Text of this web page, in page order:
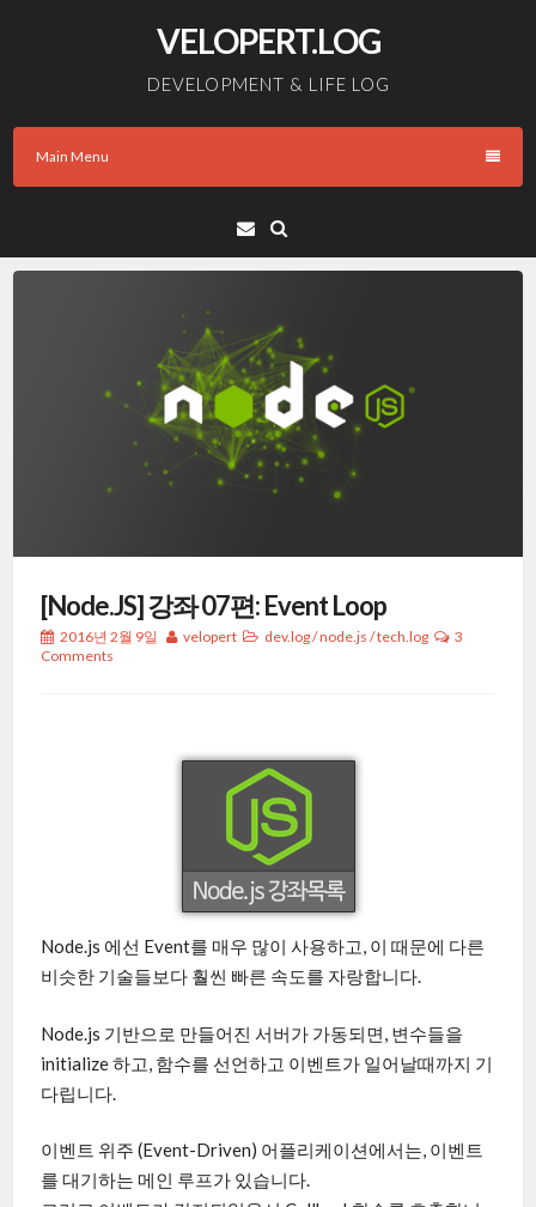
VELOPERT.LOG
DEVELOPMENT & LIFE LOG
Main Menu
Email
[Node.JS] 강좌 07편: Event Loop
2016년 2월 9일 velopert dev.log/node.js /tech.log
3
Comments
Node.js 에선 Event를 매우 많이 사용하고, 이 때문에 다른
비슷한 기술들보다 훨씬 빠른 속도를 자랑합니다.
Node.js 기반으로 만들어진 서버가 가동되면, 변수들을
initialize 하고, 함수를 선언하고 이벤트가 일어날때까지 기
다립니다.
이벤트 위주 (Event-Driven) 어플리케이션에서는, 이벤트
를 대기하는 메인 루프가 있습니다.